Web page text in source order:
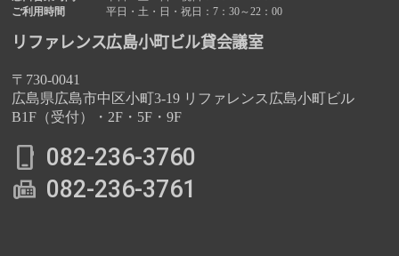
ご利用時間
平日・土・日・祝日：7：30～22：00
リファレンス広島小町ビル貸会議室
〒730-0041
広島県広島市中区小町3-19 リファレンス広島小町ビル
B1F（受付）・2F・5F・9F
082-236-3760
082-236-3761